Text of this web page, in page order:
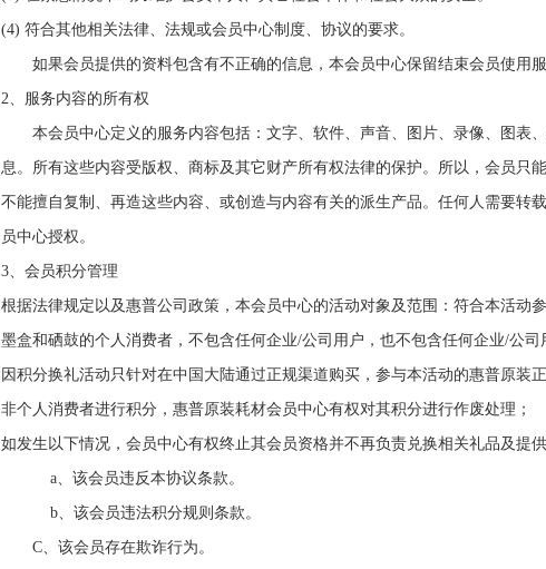
(4) 符合其他相关法律、法规或会员中心制度、协议的要求。
如果会员提供的资料包含有不正确的信息，本会员中心保留结束会员使用
2、服务内容的所有权
本会员中心定义的服务内容包括：文字、软件、声音、图片、 录像、图表
息。所有这些内容受版权、商标及其它财产所有权法律的保护。所以，会员只
不能擅自复制、再造这些内容、或创造与内容有关的派生产品。任何人需要转
员中心授权。
3、会员积分管理
根据法律规定以及惠普公司政策， 本会员中心的活动对象及范围：符合本活动
墨盒和硒鼓的个人消费者，不包含任何企业/公司用户，也不包含任何企业/公司
因积分换礼活动只针对在中国大陆通过正规渠道购买，参与本活动的惠普原装
非个人消费者进行积分，惠普原装耗材会员中心有权对其积分进行作废处理；
如发生以下情况， 会员中心有权终止其会员资格并不再负责兑换相关礼品及提供
a、该会员违反本协议条款。
b、 该会员违法积分规则条款。
C、 该会员存在欺诈行为。